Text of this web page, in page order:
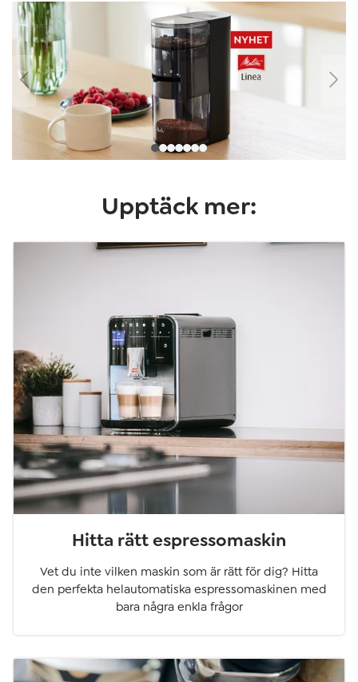
Hoppa över bildgalleri
Upptäck mer:
Hitta rätt espressomaskin
Vet du inte vilken maskin som är rätt för dig? Hitta
den perfekta helautomatiska espressomaskinen med
bara några enkla frågor